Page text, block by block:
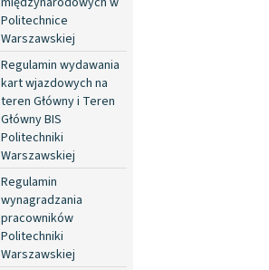
Politechnice
Warszawskiej
Regulamin wydawania
kart wjazdowych na
teren Główny i Teren
Główny BIS
Politechniki
Warszawskiej
Regulamin
wynagradzania
pracowników
Politechniki
Warszawskiej